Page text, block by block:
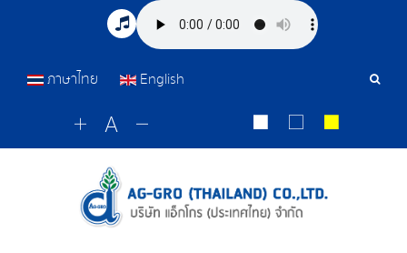
เครื่อ
ภาษาไทย English